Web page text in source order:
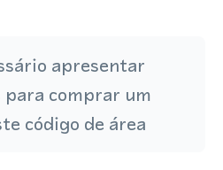
apresentar
para comprar um
código de área